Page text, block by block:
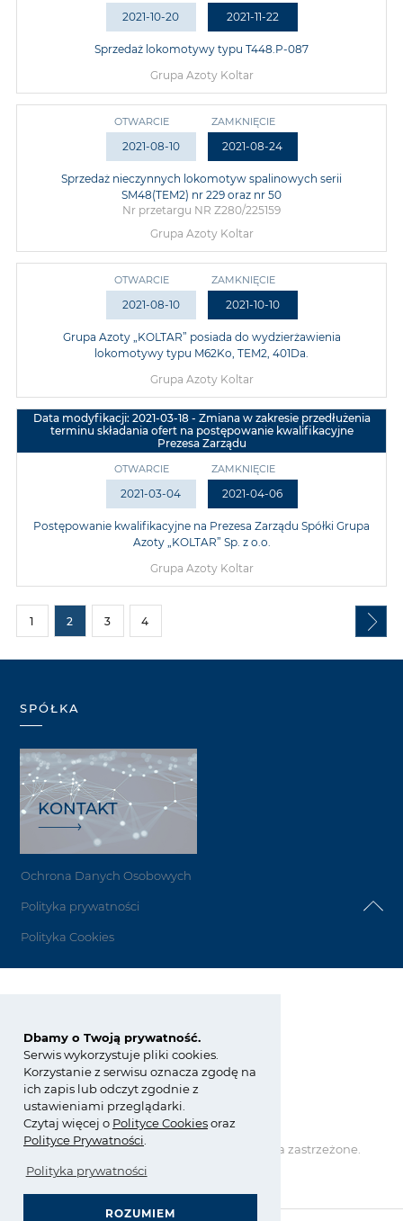
Dbamy o Twoją prywatność.
Serwis wykorzystuje pliki cookies.
Korzystanie z serwisu oznacza zgodę na
ich zapis lub odczyt zgodnie z
ustawieniami przeglądarki.
Czytaj więcej o PolityceCookiesoraz
Polityce Prywatności
Polityka prywatności
ROZUMIEM
2021-10-20 2021-11-22
Sprzedaż lokomotywy typu T448.P-087
Grupa Azoty Koltar
OTWARCIE
2021-08-10
ZAMKNIĘCIE
2021-08-24
Sprzedaż nieczynnych lokomotyw spalinowych serii
SM48(TEM2) nr 229 oraz nr 50
Nr przetargu NR Z280/225159
Grupa Azoty Koltar
OTWARCIE
2021-08-10
ZAMKNIĘCIE
2021-10-10
Grupa Azoty „KOLTAR” posiada do wydzierżawienia
lokomotywy typu M62Ko, TEM2, 401Da.
Grupa Azoty Koltar
Data modyfikacji: 2021-03-18 - Zmiana w zakresie przedłużenia
terminu składania ofert na postępowanie kwalifikacyjne
Prezesa Zarządu
OTWARCIE
2021-03-04
ZAMKNIĘCIE
2021-04-06
Postępowanie kwalifikacyjne na Prezesa Zarządu Spółki Grupa
Azoty „KOLTAR” Sp. z o.o.
Grupa Azoty Koltar
1 2 3 4
SPÓŁKA
KONTAKT
Ochrona Danych Osobowych
Polityka prywatności
Polityka Cookies
ul. E. Kwiatkowskiego 8
33-101 Tarnów
tel.:+48 14 637 26 34
fax: +48 14 637 24 58
koltar@grupaazoty.com
Copyright © Grupa Azoty. Wszelkie prawa zastrzeżone.